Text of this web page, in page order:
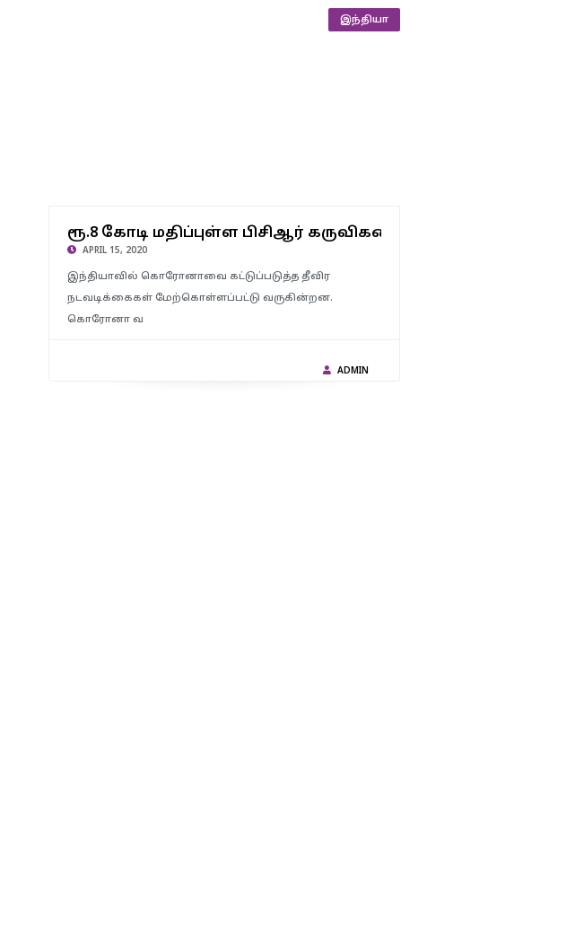
ரூ.8 கோடி மதிப்புள்ள பிசிஆர் கருவிகளை வழங்கிய டாடா
நிறுவனத்திற்கு தமிழக அரசு நன்றி.!
இந்தியா
ரூ.8 கோடி மதிப்புள்ள பிசிஆர் கருவிகளை வழங்
APRIL 15, 2020
இந்தியாவில் கொரோனாவை கட்டுப்படுத்த தீவிர
நடவடிக்கைகள் மேற்கொள்ளப்பட்டு வருகின்றன.
கொரோனா வ
ADMIN